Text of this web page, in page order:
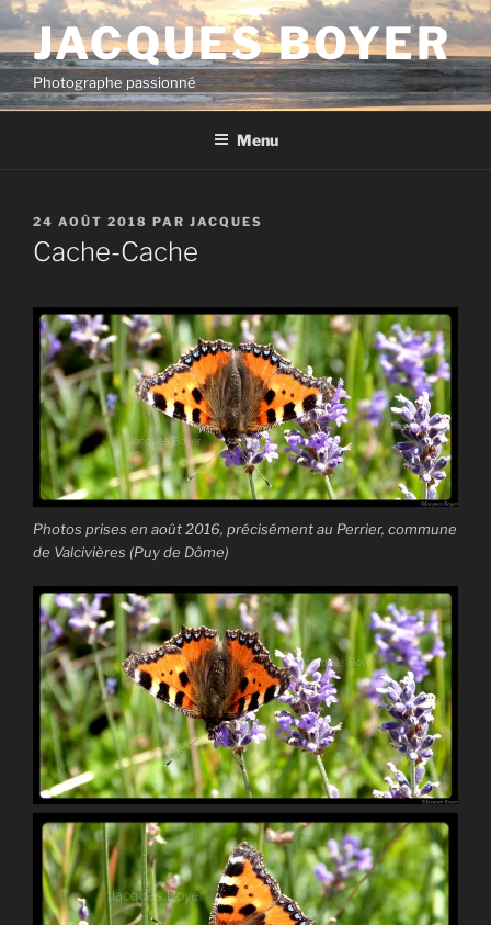
Aller
au
contenu
principal
JACQUES BOYER
Photographe passionné
Menu
PUBLIÉ
LE
24 AOÛT 2018 PAR JACQUES
Cache-Cache
Photos prises en août 2016, précisément au Perrier, commune
de Valcivières (Puy de Dôme)